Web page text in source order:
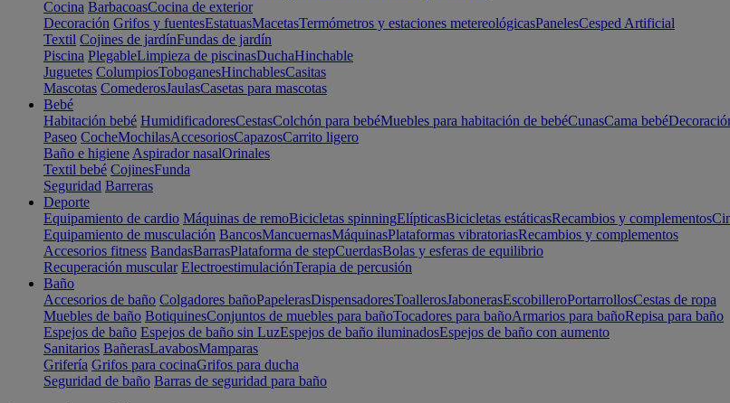
Cocina BarbacoasCocina de exterior
Decoración Grifos y fuentesEstatuasMacetasTermómetros y estaciones metereológicasPanelesCesped Artificial
Textil Cojines de jardínFundas de jardín
Piscina PlegableLimpieza de piscinasDuchaHinchable
Juguetes ColumpiosToboganesHinchablesCasitas
Mascotas ComederosJaulasCasetas para mascotas
Bebé
Habitación bebé HumidificadoresCestasColchón para bebéMuebles para habitación de bebéCunasCama bebé
Paseo CocheMochilasAccesoriosCapazosCarrito ligero
Baño e higiene Aspirador nasalOrinales
Textil bebé CojinesFunda
Seguridad Barreras
Deporte
Equipamiento de cardio Máquinas de remoBicicletas spinningElípticasBicicletas estáticasRecambios y complementos
Equipamiento de musculación BancosMancuernasMáquinasPlataformas vibratoriasRecambios y complementos
Accesorios fitness BandasBarrasPlataforma de stepCuerdasBolas y esferas de equilibrio
Recuperación muscular ElectroestimulaciónTerapia de percusión
Baño
Accesorios de baño Colgadores bañoPapelerasDispensadoresToallerosJabonerasEscobilleroPortarrollosCestas de ropa
Muebles de baño BotiquinesConjuntos de muebles para bañoTocadores para bañoArmarios para bañoRepisa para baño
Espejos de baño Espejos de baño sin LuzEspejos de baño iluminadosEspejos de baño con aumento
Sanitarios BañerasLavabosMamparas
Grifería Grifos para cocinaGrifos para ducha
Seguridad de baño Barras de seguridad para baño